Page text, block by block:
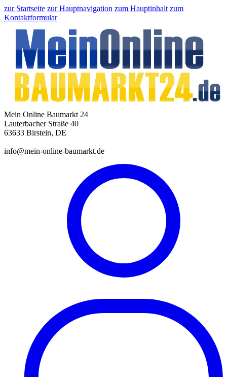
zur Startseite zur Hauptnavigation zum Hauptinhalt zum
Kontaktformular
Mein Online Baumarkt 24
Lauterbacher Straße 40
63633 Birstein, DE
info@mein-online-baumarkt.de